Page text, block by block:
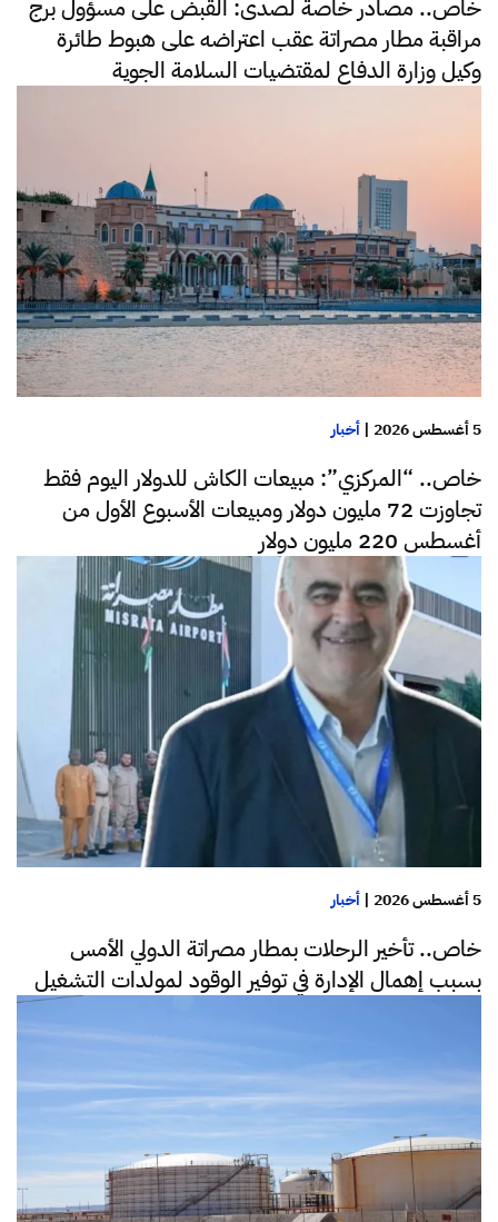
خاص.. مصادر خاصة لصدى: القبض على مسؤول برج
مراقبة مطار مصراتة عقب اعتراضه على هبوط طائرة
وكيل وزارة الدفاع لمقتضيات السلامة الجوية
5 أغسطس 2026 | أخبار
خاص.. “المركزي”: مبيعات الكاش للدولار اليوم فقط
تجاوزت 72 مليون دولار ومبيعات الأسبوع الأول من
أغسطس 220 مليون دولار
5 أغسطس 2026 | أخبار
خاص.. تأخير الرحلات بمطار مصراتة الدولي الأمس
بسبب إهمال الإدارة في توفير الوقود لمولدات التشغيل